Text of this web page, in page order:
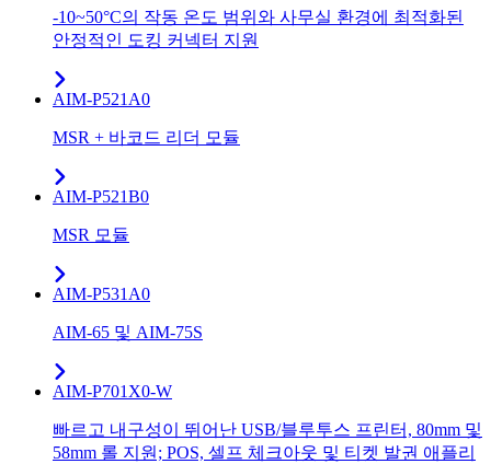
-10~50°C의 작동 온도 범위와 사무실 환경에 최적화된
안정적인 도킹 커넥터 지원
AIM-P521A0
MSR + 바코드 리더 모듈
AIM-P521B0
MSR 모듈
AIM-P531A0
AIM-65 및 AIM-75S
AIM-P701X0-W
빠르고 내구성이 뛰어난 USB/블루투스 프린터, 80mm 및
58mm 롤 지원; POS, 셀프 체크아웃 및 티켓 발권 애플리